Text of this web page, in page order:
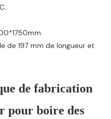
de 197 mm de longueur et
de fabrication
pour boire des